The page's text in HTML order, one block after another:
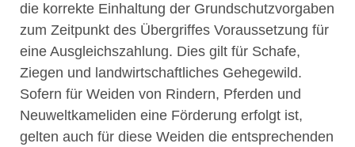
die korrekte Einhaltung der Grundschutzvorgaben
zum Zeitpunkt des Übergriffes Voraussetzung für
eine Ausgleichszahlung. Dies gilt für Schafe,
Ziegen und landwirtschaftliches Gehegewild.
Sofern für Weiden von Rindern, Pferden und
Neuweltkameliden eine Förderung erfolgt ist,
gelten auch für diese Weiden die entsprechenden